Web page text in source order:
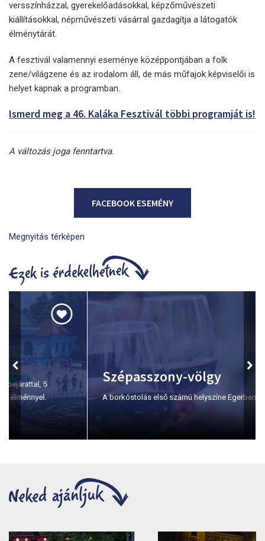
versszínházzal, gyerekelőadásokkal, képzőművészeti
kiállításokkal, népművészeti vásárral gazdagítja a látogatók
élménytárát.
A fesztivál valamennyi eseménye középpontjában a folk
zene/világzene és az irodalom áll, de más műfajok képviselői is
helyet kapnak a programban.
Ismerd meg a 46. Kaláka Fesztivál többi programját is!
A változás joga fenntartva.
FACEBOOK ESEMÉNY
Megnyitás térképen
Szépasszony-völgy
A borkóstolás első számú helyszíne Egerben.